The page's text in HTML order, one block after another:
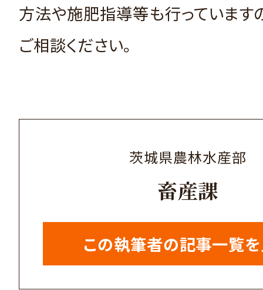
方法や施肥指導等も行っています
ご相談ください。
茨城県農林水産部
畜産課
この執筆者の記事一覧